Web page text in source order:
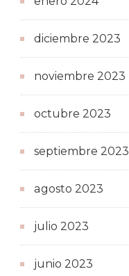
diciembre 2023
noviembre 2023
octubre 2023
septiembre 2023
agosto 2023
julio 2023
junio 2023